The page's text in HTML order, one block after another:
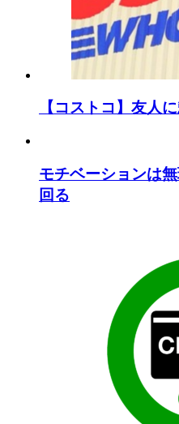
【コストコ】友人
モチベーションは
回る